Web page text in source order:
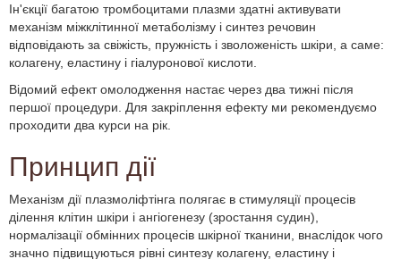
Ін'єкції багатою тромбоцитами плазми здатні активувати
механізм міжклітинної метаболізму і синтез речовин
відповідають за свіжість, пружність і зволоженість шкіри, а саме:
колагену, еластину і гіалуронової кислоти.
Відомий ефект омолодження настає через два тижні після
першої процедури. Для закріплення ефекту ми рекомендуємо
проходити два курси на рік.
Принцип дії
Механізм дії плазмоліфтінга полягає в стимуляції процесів
ділення клітин шкіри і ангіогенезу (зростання судин),
нормалізації обмінних процесів шкірної тканини, внаслідок чого
значно підвищуються рівні синтезу колагену, еластину і